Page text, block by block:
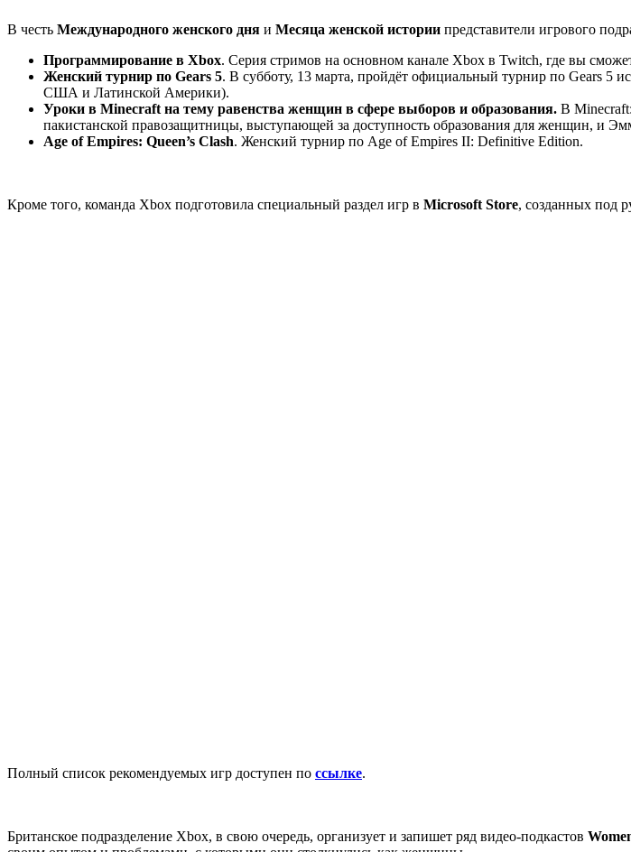
В честь Международного женского дня и Месяца женской истории представители игрового
Программирование в Xbox. Серия стримов на основном канале Xbox в Twitch, где вы
Женский турнир по Gears 5. В субботу, 13 марта, пройдёт официальный турнир по Gears 5
США и Латинской Америки).
Уроки в Minecraft на тему равенства женщин в сфере выборов и образования. В
пакистанской правозащитницы, выступающей за доступность образования для женщин, и
Age of Empires: Queen’s Clash. Женский турнир по Age of Empires II: Definitive Edition.
Кроме того, команда Xbox подготовила специальный раздел игр в Microsoft Store, созданных под
Полный список рекомендуемых игр доступен по ссылке.
Британское подразделение Xbox, в свою очередь, организует и запишет ряд видео-подкастов